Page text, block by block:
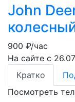
John
900 ₽/час
На сайте с
Кратко
Посмотреть